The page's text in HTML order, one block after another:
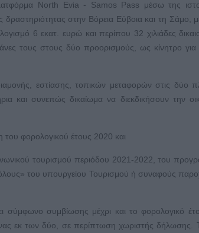
North Evia - Samos Pass μέσω της
δραστηριότητας στην Βόρεια Εύβοια και τη Σάμο,
6 εκατ. ευρώ και περίπου 32 χιλιάδες
τους στους δύο προορισμούς, ως κίνητρο
εστίασης, τοπικών μεταφορών στις δύο
και συνεπώς δικαίωμα να διεκδικήσουν την
του φορολογικού έτους 2020 και
τουρισμού περιόδου 2021-2022, του
του υπουργείου Τουρισμού ή συναφούς
σύμφωνο συμβίωσης μέχρι και το φορολογικό
εκ των δύο, σε περίπτωση χωριστής δήλωσης.